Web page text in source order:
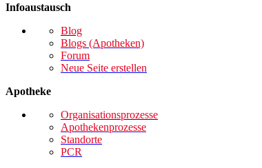
Infoaustausch
Blog
Blogs (Apotheken)
Forum
Neue Seite erstellen
Apotheke
Organisationsprozesse
Apothekenprozesse
Standorte
PCR